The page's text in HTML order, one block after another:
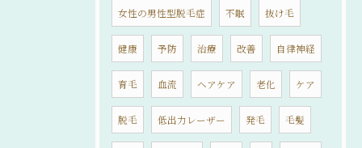
女性の男性型脱毛症 不眠 抜け毛
健康 予防 治療 改善 自律神経
育毛 血流 ヘアケア 老化 ケア
脱毛 低出力レーザー 発毛 毛髪